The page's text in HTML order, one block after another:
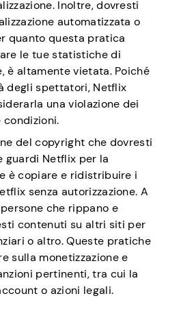
Inoltre, dovresti
automatizzata o
quanto questa pratica
le tue statistiche di
è altamente vietata. Poiché
degli spettatori, Netflix
una violazione dei
del copyright che dovresti
guardi Netflix per la
è copiare e ridistribuire i
senza autorizzazione. A
che rippano e
contenuti su altri siti per
o altro. Queste pratiche
sulla monetizzazione e
pertinenti, tra cui la
o azioni legali.